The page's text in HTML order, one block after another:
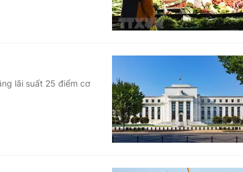
lãi suất 25 điểm cơ